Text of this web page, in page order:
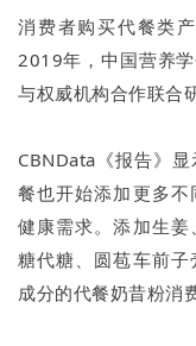
消费者购买代餐类
2019年，中国营养
与权威机构合作联合
CBNData《报告》
餐也开始添加更多
健康需求。添加生
糖代糖、圆苞车前
成分的代餐奶昔粉消